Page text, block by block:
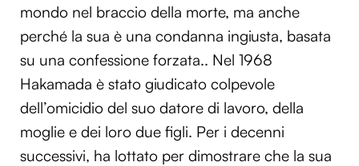
mondo nel braccio della morte, ma anche
perché la sua è una condanna ingiusta, basata
su una confessione forzata.. Nel 1968
Hakamada è stato giudicato colpevole
dell’omicidio del suo datore di lavoro, della
moglie e dei loro due figli. Per i decenni
successivi, ha lottato per dimostrare che la sua